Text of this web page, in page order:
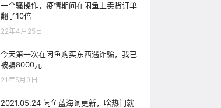
一个骚操作，疫情期间在闲鱼上卖货订单
翻了10倍
22年4月25日
今天第一次在闲鱼购买东西遇诈骗，我已
被骗8000元
21年5月3日
2021.05.24 闲鱼蓝海词更新，啥热门就